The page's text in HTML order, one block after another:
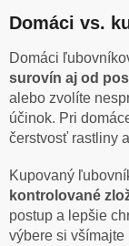
Domáci vs.
Domáci
surovín aj od
alebo zvolíte
účinok. Pri
čerstvosť rastliny
Kupovaný
kontrolované
postup a lepšie
výbere si